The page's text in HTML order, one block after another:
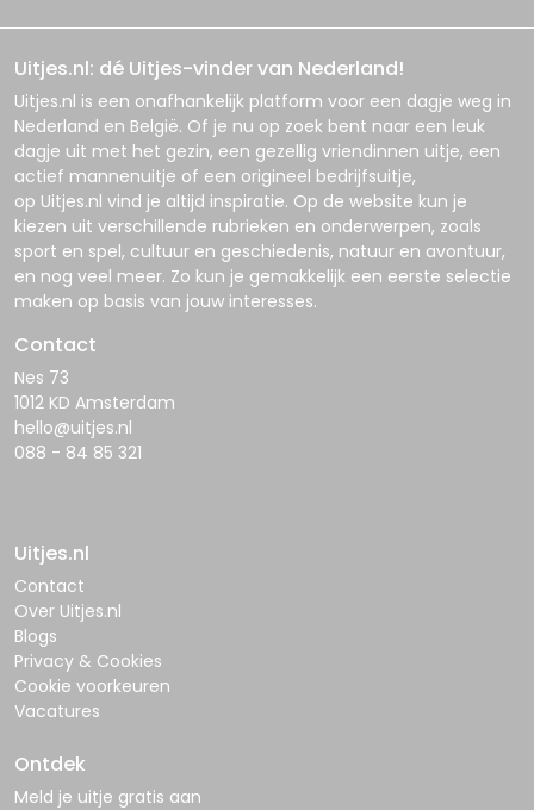
Uitjes.nl: dé Uitjes-vinder van Nederland!
Uitjes.nl is een onafhankelijk platform voor een dagje weg in
Nederland en België. Of je nu op zoek bent naar een leuk
dagje uit met het gezin, een gezellig vriendinnen uitje, een
actief mannenuitje of een origineel bedrijfsuitje,
op Uitjes.nl vind je altijd inspiratie. Op de website kun je
kiezen uit verschillende rubrieken en onderwerpen, zoals
sport en spel, cultuur en geschiedenis, natuur en avontuur,
en nog veel meer. Zo kun je gemakkelijk een eerste selectie
maken op basis van jouw interesses.
Contact
Nes 73
1012 KD Amsterdam
hello@uitjes.nl
088 - 84 85 321
Uitjes.nl
Contact
Over Uitjes.nl
Blogs
Privacy & Cookies
Cookie voorkeuren
Vacatures
Ontdek
Meld je uitje gratis aan